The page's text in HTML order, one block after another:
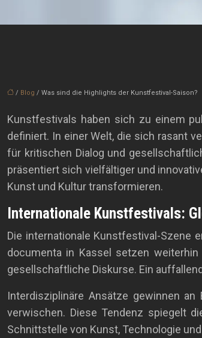
/ Blog / Was sind die Highlights der Kunstfestival-Saison?
Kunstfestivals haben sich zu einem
definiert. In einer Welt, die sich rasant
für kritischen Dialog und
präsentiert sich vielfältiger und
Kunst und Kultur transformieren.
Internationale Kunstfestivals:
Die internationale Kunstfestival-Szene
documenta in Kassel setzen
gesellschaftliche Diskurse. Ein
Interdisziplinäre Ansätze gewinnen
verwischen. Diese Tendenz spiegelt
Schnittstelle von Kunst, Technologie